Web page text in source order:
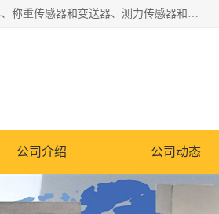
是集开发、生产和经营压力传感器和变送器、位移传感器和变送器、流量传感器和变送器、称重传感器和变送器、测力传感器和变送器、温湿度传感器和变送器、扭矩传感器、智能数显控制仪表等产品的化高新技术企业。
公司介绍 公司动态